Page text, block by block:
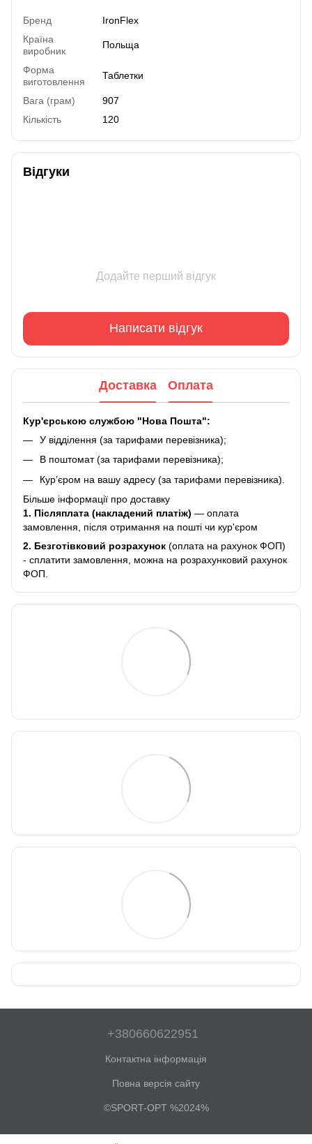
Бренд
IronFlex
Країна
виробник
Польща
Форма
виготовлення
Таблетки
Вага (грам)
907
Кількість
120
Відгуки
Додайте перший відгук
Написати відгук
Доставка Оплата
Кур'єрською службою "Нова Пошта":
У відділення (за тарифами перевізника);
В поштомат (за тарифами перевізника);
Кур’єром на вашу адресу (за тарифами перевізника).
Більше інформації про доставку
1. Післяплата (накладений платіж) — оплата
замовлення, після отримання на пошті чи кур'єром
2. Безготівковий розрахунок (оплата на рахунок ФОП)
- сплатити замовлення, можна на розрахунковий рахунок
ФОП.
+380660622951
Контактна інформація
Повна версія сайту
©SPORT-OPT %2024%